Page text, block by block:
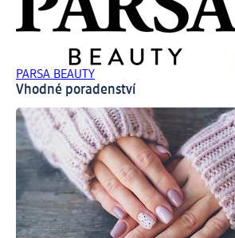
PARSA BEAUTY
Vhodné poradenství